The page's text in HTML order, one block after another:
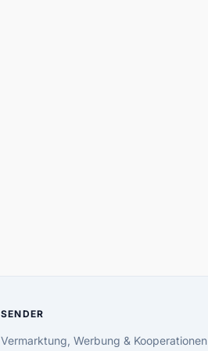
SENDER
Vermarktung, Werbung & Kooperationen